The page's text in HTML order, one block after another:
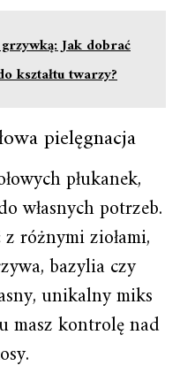
Jak dobrać
kształtu twarzy?
pielęgnacja
płukanek,
własnych potrzeb.
różnymi ziołami,
bazylia czy
unikalny miks
masz kontrolę nad